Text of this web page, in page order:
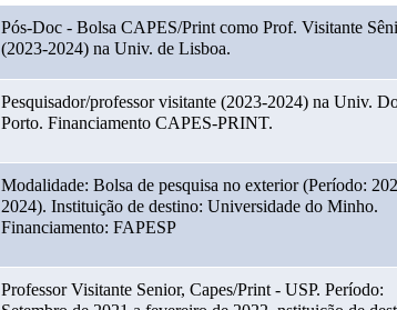
Pós-Doc - Bolsa CAPES/Print como Prof. Visitante
(2023-2024) na Univ. de Lisboa.
Pesquisador/professor visitante (2023-2024) na Univ.
Porto. Financiamento CAPES-PRINT.
Modalidade: Bolsa de pesquisa no exterior (Período:
2024). Instituição de destino: Universidade do Minho.
Financiamento: FAPESP
Professor Visitante Senior, Capes/Print - USP. Período: